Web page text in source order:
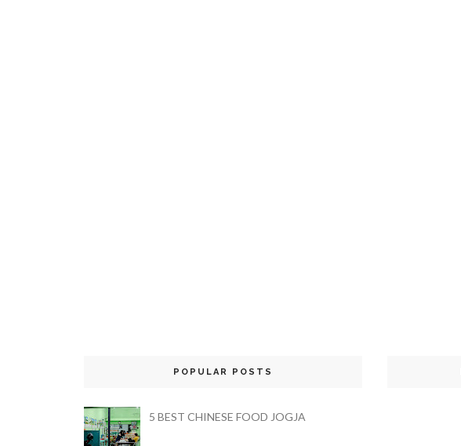
POPULAR POSTS
5 BEST CHINESE FOOD JOGJA